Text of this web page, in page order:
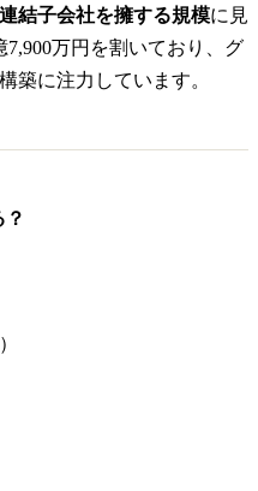
結子会社を擁する規模に見
万円を割いており、グ
築に注力しています。